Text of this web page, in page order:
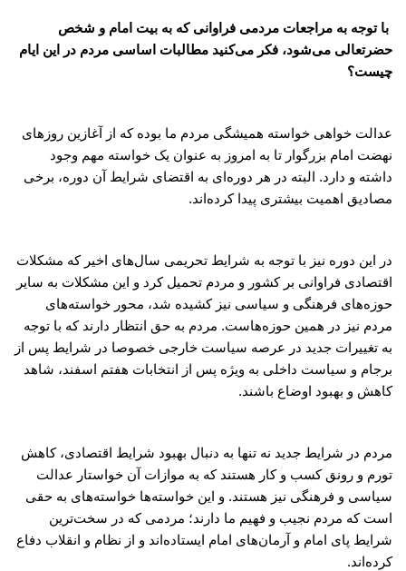
با توجه به مراجعات مردمی فراوانی که به بیت امام و شخص
حضرتعالی می‌شود، فکر می‌کنید مطالبات اساسی مردم در این ایام
چیست؟
عدالت خواهی خواسته همیشگی مردم ما بوده که از آغازین روزهای
نهضت امام بزرگوار تا به امروز به عنوان یک خواسته مهم وجود
داشته و دارد. البته در هر دوره‌ای به اقتضای شرایط آن دوره، برخی
مصادیق اهمیت بیشتری پیدا کرده‌اند.
در این دوره نیز با توجه به شرایط تحریمی سال‌های اخیر که مشکلات
اقتصادی فراوانی بر کشور و مردم تحمیل کرد و این مشکلات به سایر
حوزه‌های فرهنگی و سیاسی نیز کشیده شد، محور خواسته‌های
مردم نیز در همین حوزه‌هاست. مردم به حق انتظار دارند که با توجه
به تغییرات جدید در عرصه سیاست خارجی خصوصا در شرایط پس از
برجام و سیاست داخلی به ویژه پس از انتخابات هفتم اسفند، شاهد
کاهش و بهبود اوضاع باشند.
مردم در شرایط جدید نه تنها به دنبال بهبود شرایط اقتصادی، کاهش
تورم و رونق کسب و کار هستند که به موازات آن خواستار عدالت
سیاسی و فرهنگی نیز هستند. و این خواسته‌ها خواسته‌های به حقی
است که مردم نجیب و فهیم ما دارند؛ مردمی که در سخت‌ترین
شرایط پای امام و آرمان‌های امام ایستاده‌اند و از نظام و انقلاب دفاع
کرده‌اند.